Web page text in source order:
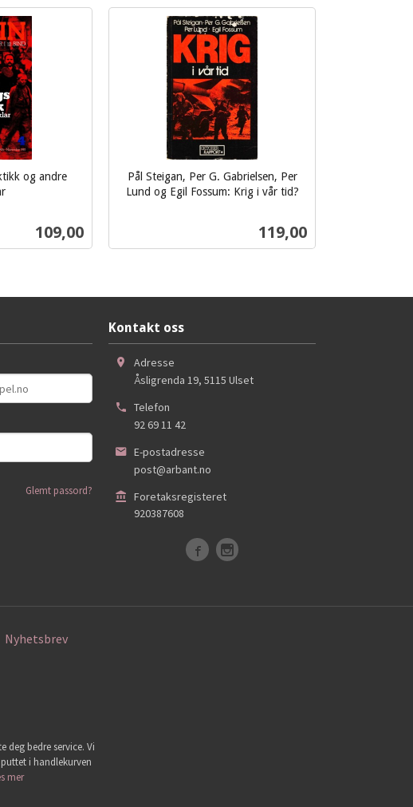
og andre
Pris
109,00
Pål Steigan, Per G. Gabrielsen, Per
Lund og Egil Fossum: Krig i vår tid?
Pris
119,00
Glemt passord?
Kontakt oss
Adresse
Åsligrenda 19, 5115 Ulset
Telefon
92 69 11 42
E-postadresse
post@arbant.no
Foretaksregisteret
920387608
Nyhetsbrev
deg bedre service. Vi
i handlekurven
mer